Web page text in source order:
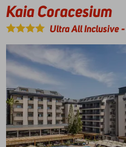
Jetée
avec
Kaia Coracesium
Ultra All Inclusive-